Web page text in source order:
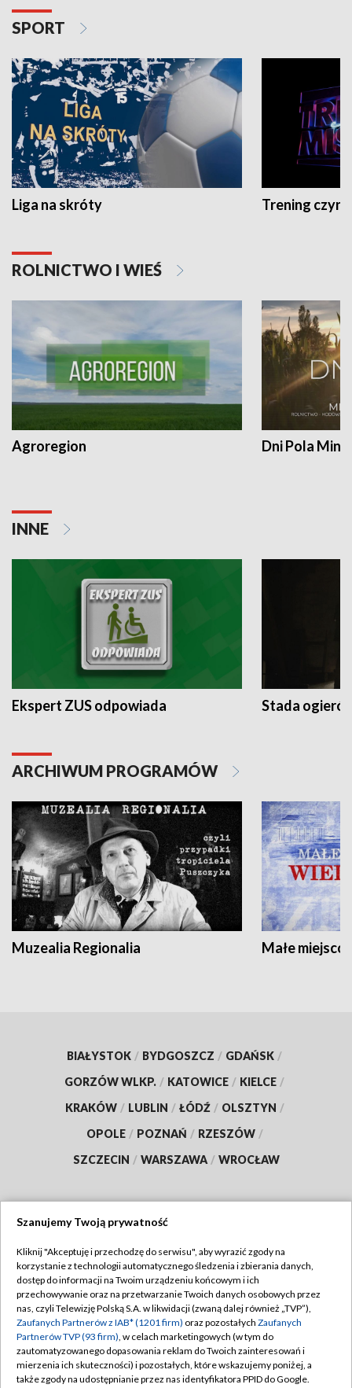
SPORT
Liga na skróty Trening czyni
ROLNICTWO I WIEŚ
Agroregion Dni Pola
INNE
Ekspert ZUS odpowiada Stada
ARCHIWUM PROGRAMÓW
Muzealia Regionalia Małe
BIAŁYSTOK / BYDGOSZCZ / GDAŃSK /
GORZÓW WLKP. / KATOWICE / KIELCE /
KRAKÓW / LUBLIN / ŁÓDŹ / OLSZTYN /
OPOLE / POZNAŃ / RZESZÓW /
SZCZECIN / WARSZAWA / WROCŁAW
TVP
Abonament TVP
Emisja w TVP
Centrum informacji TVP
Naziemna Telewizja Cyfrowa
Regulamin TVP
Polityka prywatności
Moje zgody
Pomoc
Szanujemy Twoją prywatność
Kliknij "Akceptuję i przechodzę do serwisu", aby wyrazić zgody na
korzystanie z technologii automatycznego śledzenia i zbierania danych,
dostęp do informacji na Twoim urządzeniu końcowym i ich
przechowywanie oraz na przetwarzanie Twoich danych osobowych przez
nas, czyli Telewizję Polską S.A. w likwidacji (zwaną dalej również „TVP”),
Zaufanych Partnerów z IAB* (1201 firm) oraz pozostałych Zaufanych
Partnerów TVP (93 firm), w celach marketingowych (w tym do
zautomatyzowanego dopasowania reklam do Twoich zainteresowań i
mierzenia ich skuteczności) i pozostałych, które wskazujemy poniżej, a
także zgody na udostępnianie przez nas identyfikatora PPID do Google.